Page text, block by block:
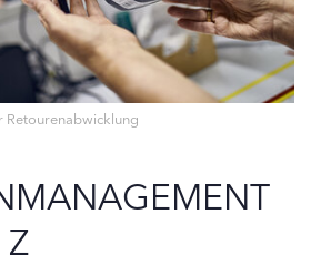
Retourenabwicklung